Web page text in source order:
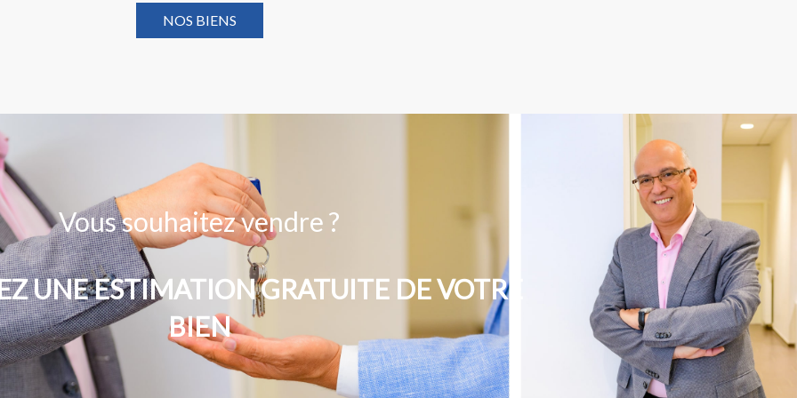
NOS BIENS
Vous souhaitez vendre ?
UNE ESTIMATION GRATUITE DE VOTRE
BIEN